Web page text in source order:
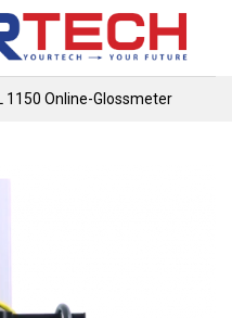
1150 Online-Glossmeter